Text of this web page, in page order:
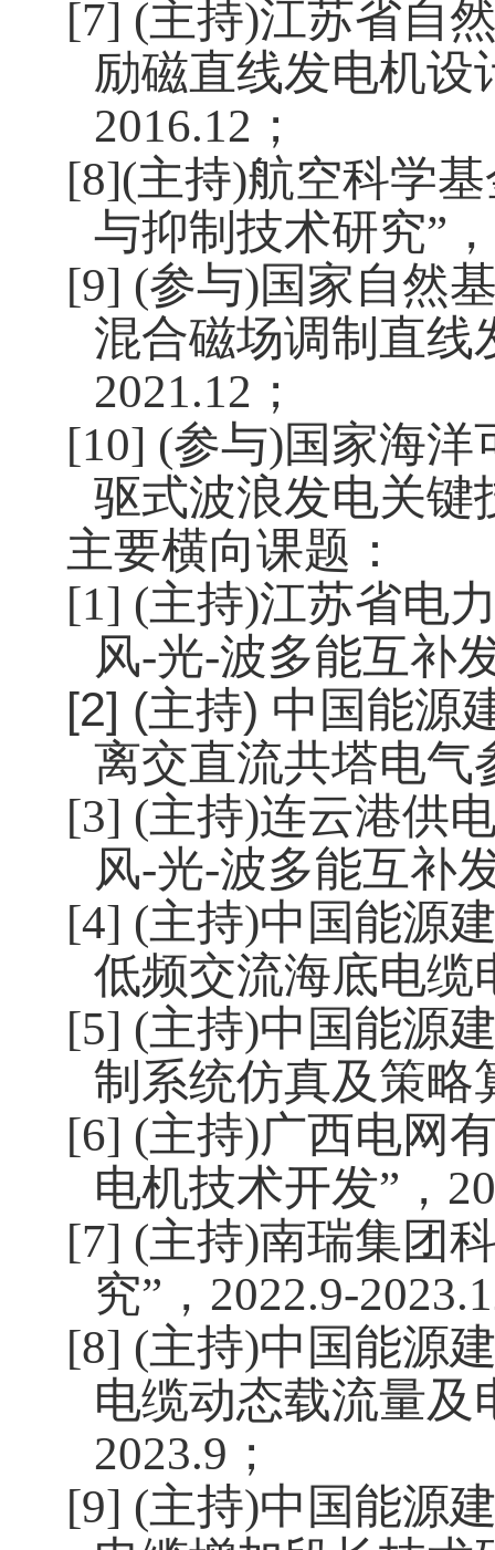
[7] (主持)江苏省自
励磁直线发电机设
2016.12 ；
[8](主持)航空科学
与抑制技术研究”，
[9] (参与)国家自然
混合磁场调制直线
2021.12 ；
[10] (参与)国家海洋
驱式波浪发电关键
主要横向课题：
[1] (主持)江苏省电
风-光-波多能互补
[2] (主持) 中国能源
离交直流共塔电气
[3] (主持)连云港供
风-光-波多能互补
[4] (主持)中国能源
低频交流海底电缆
[5] (主持)中国能源
制系统仿真及策略
[6] (主持)广西电网
电机技术开发”，
[7] (主持)南瑞集团
究”， 2022.9-
[8] (主持)中国能源
电缆动态载流量及
2023.9 ；
[9] (主持)中国能源